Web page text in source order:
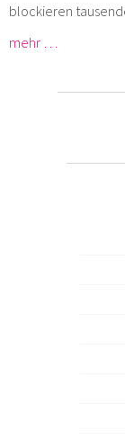
blockieren
mehr …